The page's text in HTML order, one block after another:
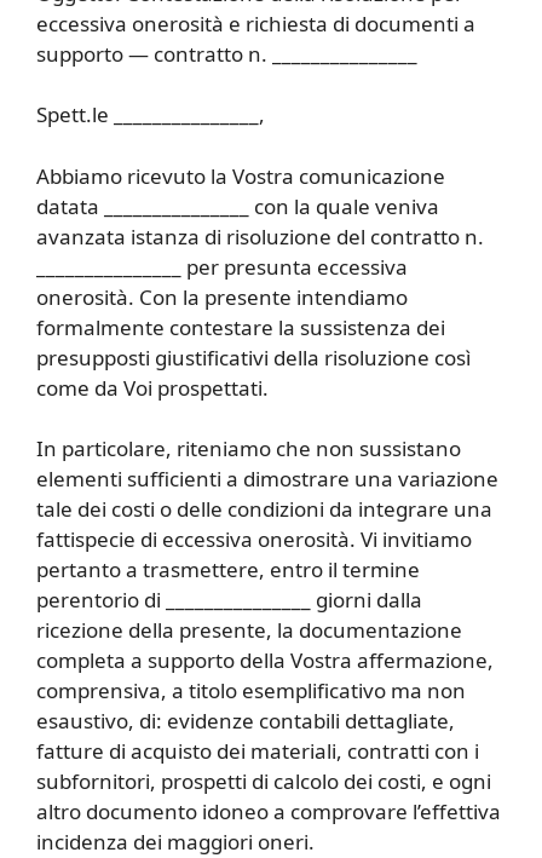
eccessiva onerosità e richiesta di documenti a
supporto — contratto n. _______________
Spett.le _______________,
Abbiamo ricevuto la Vostra comunicazione
datata _______________ con la quale veniva
avanzata istanza di risoluzione del contratto n.
_______________ per presunta eccessiva
onerosità. Con la presente intendiamo
formalmente contestare la sussistenza dei
presupposti giustificativi della risoluzione così
come da Voi prospettati.
In particolare, riteniamo che non sussistano
elementi sufficienti a dimostrare una variazione
tale dei costi o delle condizioni da integrare una
fattispecie di eccessiva onerosità. Vi invitiamo
pertanto a trasmettere, entro il termine
perentorio di _______________ giorni dalla
ricezione della presente, la documentazione
completa a supporto della Vostra affermazione,
comprensiva, a titolo esemplificativo ma non
esaustivo, di: evidenze contabili dettagliate,
fatture di acquisto dei materiali, contratti con i
subfornitori, prospetti di calcolo dei costi, e ogni
altro documento idoneo a comprovare l’effettiva
incidenza dei maggiori oneri.